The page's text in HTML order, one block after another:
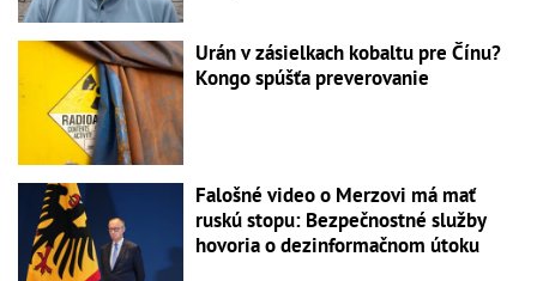
Urán v zásielkach kobaltu pre Čínu?
Kongo spúšťa preverovanie
Falošné video o Merzovi má mať
ruskú stopu: Bezpečnostné služby
hovoria o dezinformačnom útoku